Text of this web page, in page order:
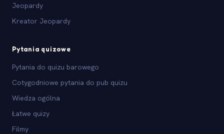
Jeopardy
Kreator Jeopardy
Pytania quizowe
Pytania do quizu barowego
Cotygodniowe pytania do pub quizu
Wiedza ogólna
Łatwe quizy
Filmy